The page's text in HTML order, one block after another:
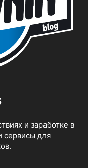
и заработке в
сервисы для